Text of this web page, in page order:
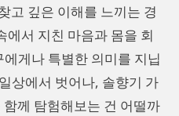
고 깊은 이해를 느끼는 경
에서 지친 마음과 몸을 회
게나 특별한 의미를 지닙
상에서 벗어나, 솔향기 가
께 탐험해보는 건 어떨까